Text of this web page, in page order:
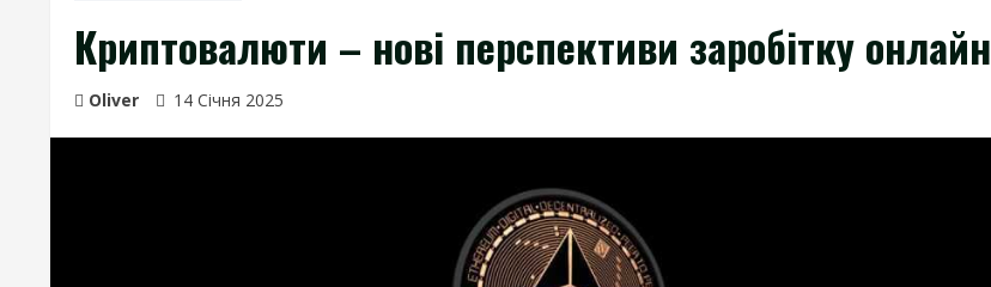
Криптовалюти – нові перспективи заробітку онлайн
Oliver 14 Січня 2025